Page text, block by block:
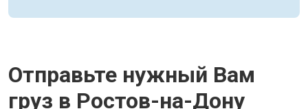
Отправьте нужный Вам
груз в Ростов-на-Дону